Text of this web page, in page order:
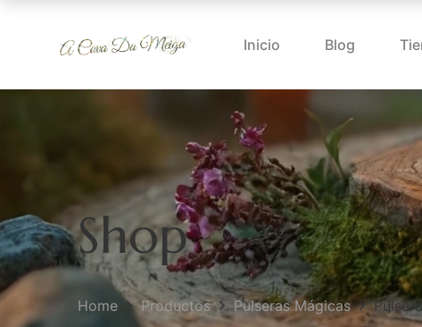
Inicio Blog
Shop
Home Productos Pulseras Mágicas